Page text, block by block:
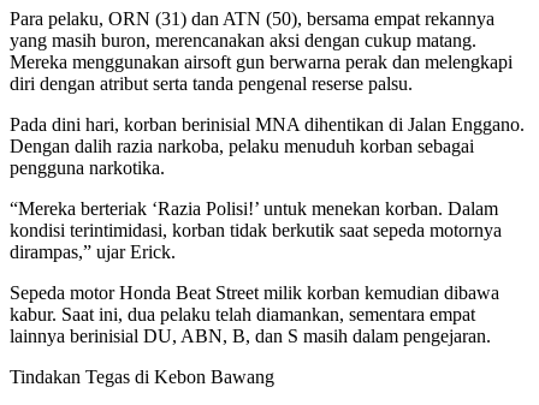
Para pelaku, ORN (31) dan ATN (50), bersama empat rekannya
yang masih buron, merencanakan aksi dengan cukup matang.
Mereka menggunakan airsoft gun berwarna perak dan melengkapi
diri dengan atribut serta tanda pengenal reserse palsu.
Pada dini hari, korban berinisial MNA dihentikan di Jalan Enggano.
Dengan dalih razia narkoba, pelaku menuduh korban sebagai
pengguna narkotika.
“Mereka berteriak ‘Razia Polisi!’ untuk menekan korban. Dalam
kondisi terintimidasi, korban tidak berkutik saat sepeda motornya
dirampas,” ujar Erick.
Sepeda motor Honda Beat Street milik korban kemudian dibawa
kabur. Saat ini, dua pelaku telah diamankan, sementara empat
lainnya berinisial DU, ABN, B, dan S masih dalam pengejaran.
Tindakan Tegas di Kebon Bawang